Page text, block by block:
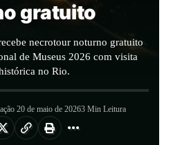
gratuito
necrotour noturno gratuito
de Museus 2026 com visita
no Rio.
20 de maio de 20263 Min Leitura